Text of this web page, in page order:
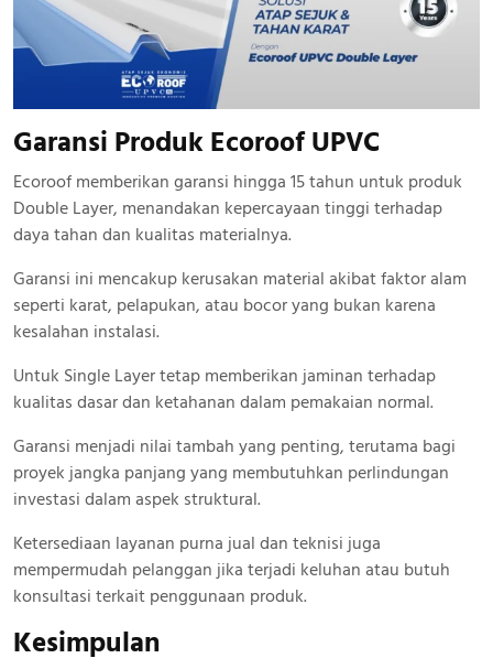
Garansi Produk Ecoroof UPVC
Ecoroof memberikan garansi hingga 15 tahun untuk produk
Double Layer, menandakan kepercayaan tinggi terhadap
daya tahan dan kualitas materialnya.
Garansi ini mencakup kerusakan material akibat faktor alam
seperti karat, pelapukan, atau bocor yang bukan karena
kesalahan instalasi.
Untuk Single Layer tetap memberikan jaminan terhadap
kualitas dasar dan ketahanan dalam pemakaian normal.
Garansi menjadi nilai tambah yang penting, terutama bagi
proyek jangka panjang yang membutuhkan perlindungan
investasi dalam aspek struktural.
Ketersediaan layanan purna jual dan teknisi juga
mempermudah pelanggan jika terjadi keluhan atau butuh
konsultasi terkait penggunaan produk.
Kesimpulan